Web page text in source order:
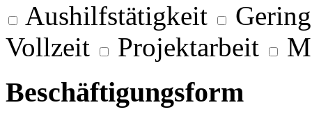
Aushilfstätigkeit
Vollzeit
Projektarbeit
Beschäftigungsform